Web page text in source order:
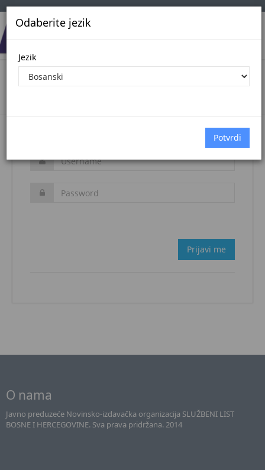
Odaberite jezik
Jezik
Login
Prijavi me
O nama
Javno preduzeće Novinsko-izdavačka organizacija SLUŽBENI LIST
BOSNE I HERCEGOVINE. Sva prava pridržana. 2014